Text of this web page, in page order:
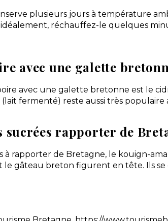
plusieurs jours à température
idéalement, réchauffez-le quelques
avec une galette
avec une galette bretonne est le
fermenté) reste aussi très populaire
sucrées rapporter de
à rapporter de Bretagne, le kouign-
le gâteau breton figurent en tête. Ils